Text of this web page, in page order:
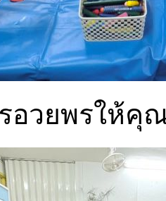
อวยพรให้คุ